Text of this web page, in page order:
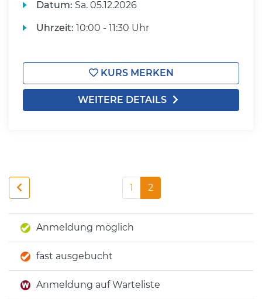
Datum: Sa. 05.12.2026
Uhrzeit: 10:00 - 11:30 Uhr
KURS MERKEN
WEITERE DETAILS
1 2
Anmeldung möglich
fast ausgebucht
Anmeldung auf Warteliste